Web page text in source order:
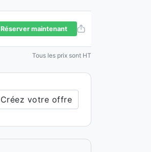
Réserver maintenant
Tous les prix sont HT
Créez votre offre